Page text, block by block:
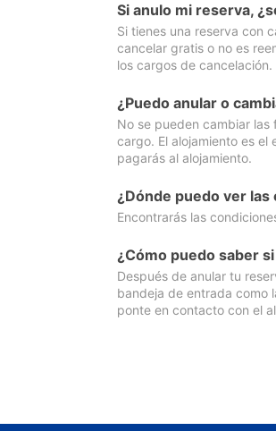
Si anulo mi reserva,
Si tienes una reserva con
cancelar gratis o no es
los cargos de
¿Puedo anular o
No se pueden cambiar las
cargo. El alojamiento es
pagarás al alojamiento.
¿Dónde puedo ver
Encontrarás las
¿Cómo puedo saber
Después de anular tu
bandeja de entrada como
ponte en contacto con el